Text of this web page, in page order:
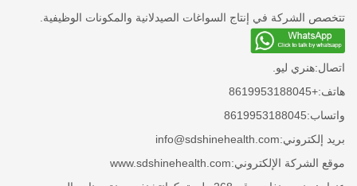
تتخصص الشركة في إنتاج السواغات الصيدلانية والمكونات الوظيفية.
اتصال:هنري ليو.
هاتف:+8619953188045
واتساب:8619953188045
بريد إلكتروني:info@sdshinehealth.com
موقع الشركة الإلكتروني:www.sdshinehealth.com